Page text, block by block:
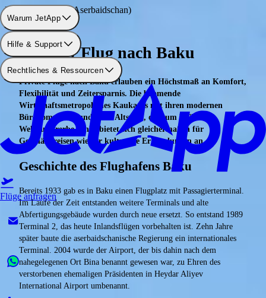
Warum JetApp
Hilfe & Support
Rechtliches & Ressourcen
Flüge anfragen
Flughafen: Baku (Aserbaidschan)
Privater Flug nach Baku
Private Flüge nach Baku erlauben ein Höchstmaß an Komfort,
Flexibilität und Zeitersparnis. Die boomende
Wirtschaftsmetropole des Kaukasus mit ihren modernen
Bürokomplexen und einer Altstadt, die zum UNESCO-
Weltkulturerbe zählt, bietet sich gleichermaßen für
Geschäftsreisen wie für kulturelle Erkundungen an.
Geschichte des Flughafens Baku
Bereits 1933 gab es in Baku einen Flugplatz mit Passagierterminal.
Im Laufe der Zeit entstanden weitere Terminals und alte
Abfertigungsgebäude wurden durch neue ersetzt. So entstand 1989
Terminal 2, das heute Inlandsflügen vorbehalten ist. Zehn Jahre
später baute die aserbaidschanische Regierung ein internationales
Terminal. 2004 wurde der Airport, der bis dahin nach dem
nahegelegenen Ort Bina benannt gewesen war, zu Ehren des
verstorbenen ehemaligen Präsidenten in Heydar Aliyev
International Airport umbenannt.